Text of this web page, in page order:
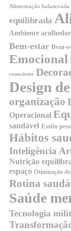
Alimentação balanceada
equilibrada
Ambiente acolhedor
Bem-estar Bem-
Emocional
consciente
Design
organização
Operacional
saudável Estilo
Hábitos
Inteligência
Nutrição
espaço Otimização
Rotina
Saúde
Tecnologia